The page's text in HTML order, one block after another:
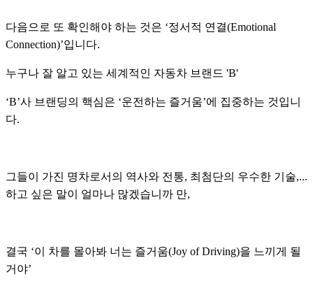
다음으로 또 확인해야 하는 것은 ‘정서적 연결(Emotional
Connection)’입니다.
누구나 잘 알고 있는 세계적인 자동차 브랜드 'B'
‘B’사 브랜딩의 핵심은 ‘운전하는 즐거움’에 집중하는 것입니
다.
그들이 가진 명차로서의 역사와 전통, 최첨단의 우수한 기술,...
하고 싶은 말이 얼마나 많겠습니까 만,
결국 ‘이 차를 몰아봐 너는 즐거움(Joy of Driving)을 느끼게 될
거야’